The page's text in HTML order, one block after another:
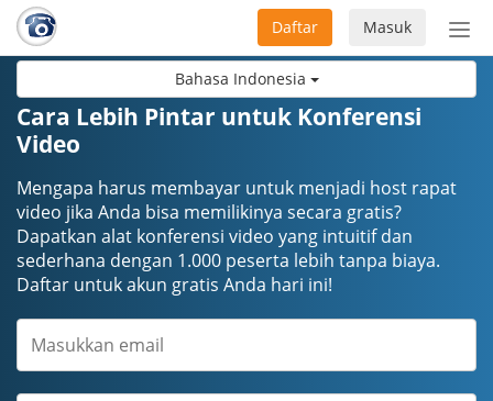
Bahasa Indonesia
Masuk
Daftar
Cara Lebih Pintar untuk Konferensi
Video
Mengapa harus membayar untuk menjadi host rapat
video jika Anda bisa memilikinya secara gratis?
Dapatkan alat konferensi video yang intuitif dan
sederhana dengan 1.000 peserta lebih tanpa biaya.
Daftar untuk akun gratis Anda hari ini!